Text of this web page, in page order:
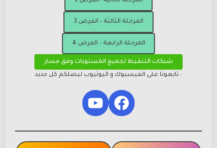
المرحلة الثالثة – الفرض 3
المرحلة الرابعة – الفرض 4
شبكات التنقيط لجميع المستويات وفق مسار
: تابعونا على الفيسبوك و اليوتيوب ليصلكم كل جديد
Facebook
YouTube